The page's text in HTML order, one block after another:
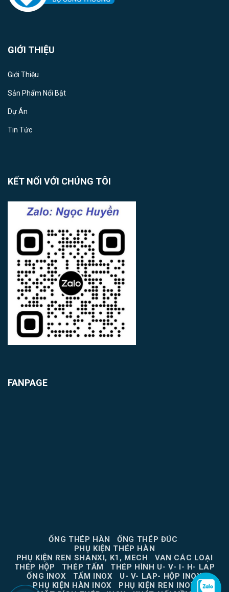
GIỚI THIỆU
Giới Thiệu
Sản Phẩm Nổi Bật
Dự Án
Tin Tức
KẾT NỐI VỚI CHÚNG TÔI
FANPAGE
ỐNG THÉP HÀN
ỐNG THÉP ĐÚC
PHỤ KIỆN THÉP HÀN
PHỤ KIỆN REN SHANXI, K1, MECH
VAN CÁC LOẠI
THÉP HỘP
THÉP TẤM
THÉP HÌNH U- V- I- H- LAP
ỐNG INOX
TẤM INOX
U- V- LAP- HỘP INOX
PHỤ KIỆN HÀN INOX
PHỤ KIỆN REN INOX